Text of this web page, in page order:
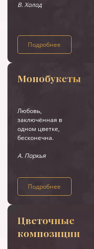
В. Холод
Подробнее
Монобукеты
Любовь,
заключённая в
одном цветке,
бесконечна.
А. Поркья
Подробнее
Цветочные
композиции